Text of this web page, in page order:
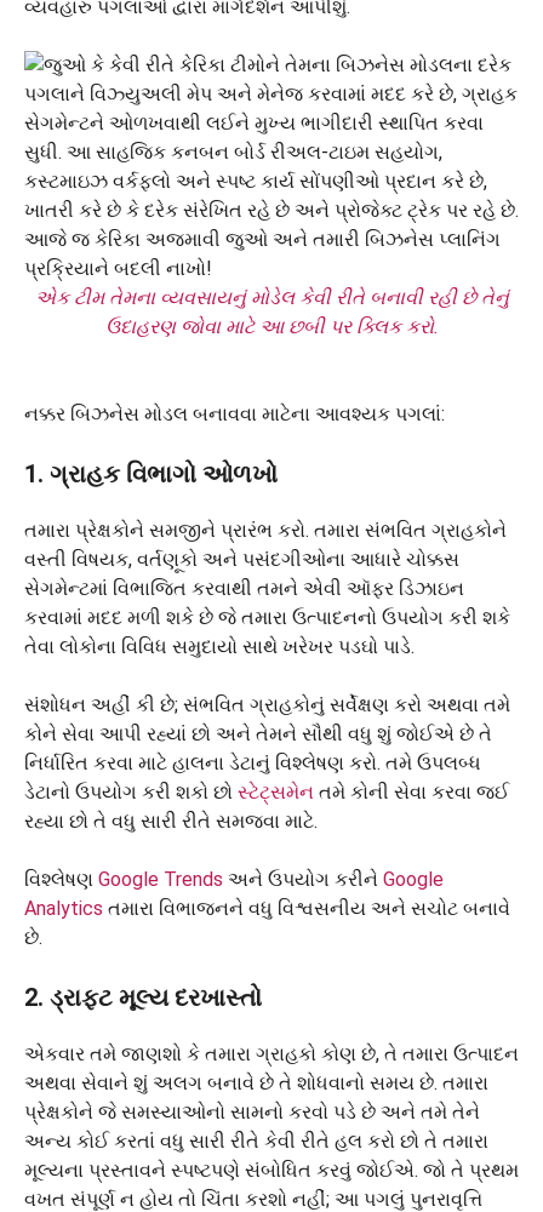
વ્યવહારુ પગલાંઓ દ્વારા માર્ગદર્શન આપીશું.
એક ટીમ તેમના વ્યવસાયનું મોડેલ કેવી રીતે બનાવી રહી છે તેનું
ઉદાહરણ જોવા માટે આ છબી પર ક્લિક કરો.
નક્કર બિઝનેસ મોડલ બનાવવા માટેના આવશ્યક પગલાં:
1. ગ્રાહક વિભાગો ઓળખો
તમારા પ્રેક્ષકોને સમજીને પ્રારંભ કરો. તમારા સંભવિત ગ્રાહકોને
વસ્તી વિષયક, વર્તણૂકો અને પસંદગીઓના આધારે ચોક્કસ
સેગમેન્ટમાં વિભાજિત કરવાથી તમને એવી ઑફર ડિઝાઇન
કરવામાં મદદ મળી શકે છે જે તમારા ઉત્પાદનનો ઉપયોગ કરી શકે
તેવા લોકોના વિવિધ સમુદાયો સાથે ખરેખર પડઘો પાડે.
સંશોધન અહીં કી છે; સંભવિત ગ્રાહકોનું સર્વેક્ષણ કરો અથવા તમે
કોને સેવા આપી રહ્યાં છો અને તેમને સૌથી વધુ શું જોઈએ છે તે
નિર્ધારિત કરવા માટે હાલના ડેટાનું વિશ્લેષણ કરો. તમે ઉપલબ્ધ
ડેટાનો ઉપયોગ કરી શકો છો સ્ટેટ્સમેન તમે કોની સેવા કરવા જઈ
રહ્યા છો તે વધુ સારી રીતે સમજવા માટે.
વિશ્લેષણ Google Trends અને ઉપયોગ કરીને Google
Analytics તમારા વિભાજનને વધુ વિશ્વસનીય અને સચોટ બનાવે
છે.
2. ડ્રાફ્ટ મૂલ્ય દરખાસ્તો
એકવાર તમે જાણશો કે તમારા ગ્રાહકો કોણ છે, તે તમારા ઉત્પાદન
અથવા સેવાને શું અલગ બનાવે છે તે શોધવાનો સમય છે. તમારા
પ્રેક્ષકોને જે સમસ્યાઓનો સામનો કરવો પડે છે અને તમે તેને
અન્ય કોઈ કરતાં વધુ સારી રીતે કેવી રીતે હલ કરો છો તે તમારા
મૂલ્યના પ્રસ્તાવને સ્પષ્ટપણે સંબોધિત કરવું જોઈએ. જો તે પ્રથમ
વખત સંપૂર્ણ ન હોય તો ચિંતા કરશો નહીં; આ પગલું પુનરાવૃત્તિ